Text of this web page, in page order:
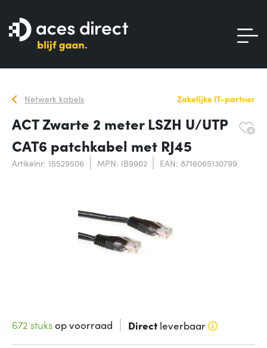
Netwerk kabels Zakelijke IT-partner
ACT Zwarte 2 meter LSZH U/UTP
CAT6 patchkabel met RJ45
Artikelnr: 15529506 MPN: IB9902 EAN: 8716065130799
672 stuksop voorraad Directleverbaar